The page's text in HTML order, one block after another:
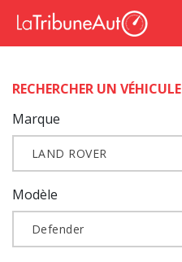
RECHERCHER UN VÉHICULE
Marque
LAND ROVER
Modèle
Defender